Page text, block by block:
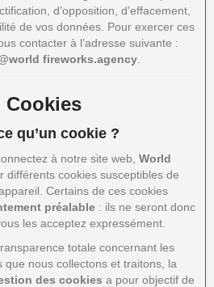
d’opposition, d’effacement,
de vos données. Pour exercer ces
contacter à l’adresse suivante :
fireworks.agency.
Cookies
qu’un cookie ?
à notre site web, World
différents cookies susceptibles de
Certains de ces cookies
préalable: ils ne seront donc
les acceptez expressément.
totale concernant les
que nous collectons et traitons, la
des cookies a pour objectif de